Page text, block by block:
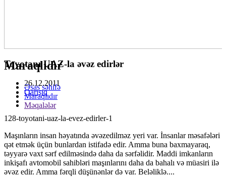
Maraqlıdır
Əsas səhifə
Maraqlıdır
Məqalələr
Toyotanı UAZ-la əvəz edirlər
26.12.2011
Qarışıq
128-toyotani-uaz-la-evez-edirler-1
Maşınların insan həyatında əvəzedilməz yeri var. İnsanlar məsafələri
qət etmək üçün bunlardan istifadə edir. Amma buna baxmayaraq,
təyyarə vaxt sərf edilməsində daha da sərfəlidir. Maddi imkanların
inkişafı avtomobil sahibləri maşınlarını daha da bahalı və müasiri ilə
əvəz edir. Amma fərqli düşünənlər də var. Beləliklə....